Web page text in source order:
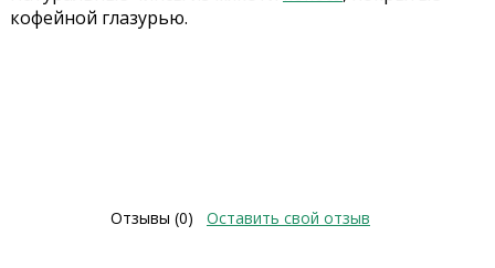
кофейной глазурью.
Отзывы (0) Оставить свой отзыв